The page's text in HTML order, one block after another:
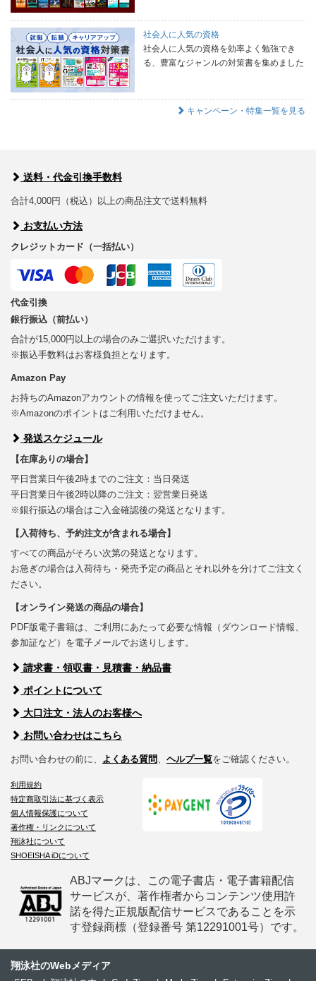
社会人に人気の資格
社会人に人気の資格を効率よく勉強でき
る、豊富なジャンルの対策書を集めました
キャンペーン・特集一覧を見る
送料・代金引換手数料
合計4,000円（税込）以上の商品注文で送料無料
お支払い方法
クレジットカード（一括払い）
代金引換
銀行振込（前払い）
合計が15,000円以上の場合のみご選択いただけます。
※振込手数料はお客様負担となります。
Amazon Pay
お持ちのAmazonアカウントの情報を使ってご注文いただけます。
※Amazonのポイントはご利用いただけません。
発送スケジュール
【在庫ありの場合】
平日営業日午後2時までのご注文：当日発送
平日営業日午後2時以降のご注文：翌営業日発送
※銀行振込の場合はご入金確認後の発送となります。
【入荷待ち、予約注文が含まれる場合】
すべての商品がそろい次第の発送となります。
お急ぎの場合は入荷待ち・発売予定の商品とそれ以外を分けてご注文く
ださい。
【オンライン発送の商品の場合】
PDF版電子書籍は、ご利用にあたって必要な情報（ダウンロード情報、
参加証など）を電子メールでお送りします。
請求書・領収書・見積書・納品書
ポイントについて
大口注文・法人のお客様へ
お問い合わせはこちら
お問い合わせの前に、 よくある質問、 ヘルプ一覧をご確認ください。
利用規約
特定商取引法に基づく表示
個人情報保護について
著作権・リンクについて
翔泳社について
SHOEISHA iDについて
ABJマークは、この電子書店・電子書籍配信
サービスが、著作権者からコンテンツ使用許
諾を得た正規版配信サービスであることを示
す登録商標（登録番号 第12291001号）です。
翔泳社のWebメディア